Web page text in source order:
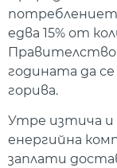
едва 15% от
годината да
горива.
Утре изтича и
енергийна
заплати